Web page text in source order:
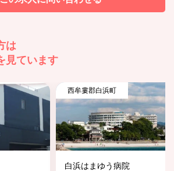
は
見ています
西牟婁郡白浜町
白浜はまゆう病院